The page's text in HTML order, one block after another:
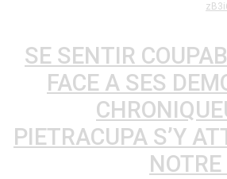
SE SENTIR
FACE A SES
PIETRACUPA S’Y